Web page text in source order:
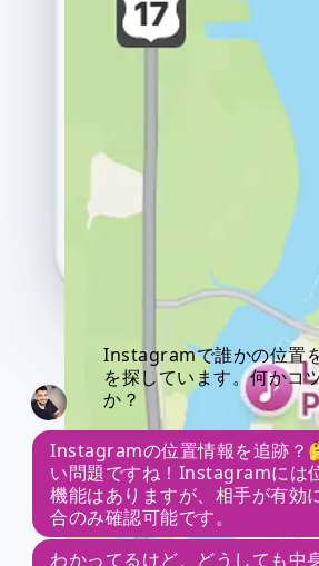
Instagramで誰かの位置
を探しています。何かコ
か？
Instagramの位置情報を追跡？
い問題ですね！Instagramには
機能はありますが、相手が有効
合のみ確認可能です。
わかってるけど、どうしても中